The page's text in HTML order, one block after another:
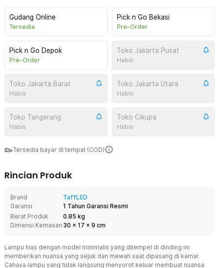
Gudang Online
Tersedia
Pick n Go Bekasi
Pre-Order
Pick n Go Depok
Pre-Order
Toko Jakarta Pusat
Habis
Toko Jakarta Barat
Habis
Toko Jakarta Utara
Habis
Toko Tangerang
Habis
Toko Cikupa
Habis
Tersedia bayar di tempat (COD)
Rincian Produk
Brand
TaffLED
Garansi
1 Tahun Garansi Resmi
Berat Produk
0.85 kg
Dimensi Kemasan 30 x 17 x 9 cm
Lampu hias dengan model minimalis yang ditempel di dinding ini
memberikan nuansa yang sejuk dan mewah saat dipasang di kamar.
Cahaya lampu yang tidak langsung menyorot keluar membuat nuansa